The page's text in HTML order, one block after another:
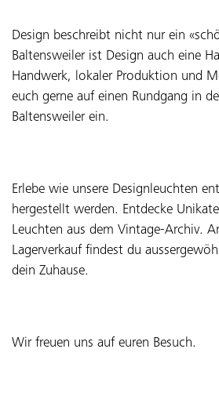
Design beschreibt nicht nur ein
Baltensweiler ist Design auch eine
Handwerk, lokaler Produktion und
euch gerne auf einen Rundgang in
Baltensweiler ein.
Erlebe wie unsere Designleuchten
hergestellt werden. Entdecke
Leuchten aus dem Vintage-Archiv.
Lagerverkauf findest du
dein Zuhause.
Wir freuen uns auf euren Besuch.